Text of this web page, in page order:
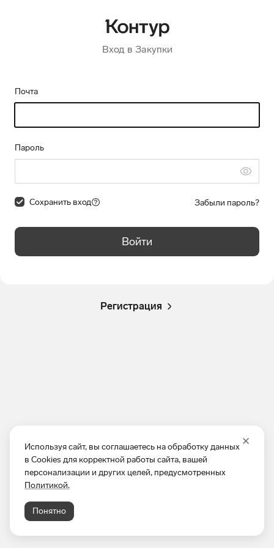
Используя сайт, вы соглашаетесь на обработку данных
в Cookies для корректной работы сайта, вашей
персонализации и других целей, предусмотренных
Политикой.
Понятно
Вход в Закупки
Почта
Пароль
Сохранить вход Забыли пароль?
Войти
Регистрация